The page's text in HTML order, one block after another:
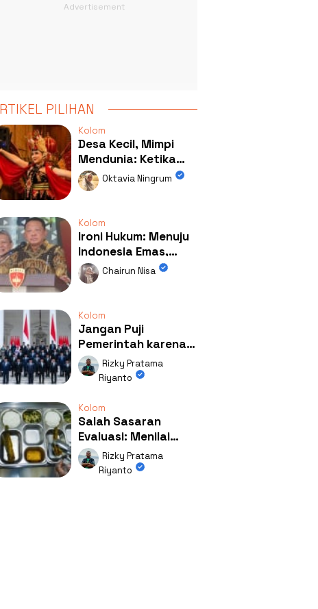
PILIHAN
Kolom
Desa Kecil, Mimpi
Mendunia: Ketika
Kolaborasi
Mengubah Wajah
Oktavia Ningrum
Kolom
Ironi Hukum: Menuju
Indonesia Emas,
Ternyata Emasnya
Ada di Rumah Febrie!
Chairun Nisa
Kolom
Jangan Puji
Pemerintah karena
Kerja: Mengapa
Publik Begitu Mudah
Rizky Pratama
Riyanto
Kolom
Salah Sasaran
Evaluasi: Menilai
Program MBG Lewat
Respons Anak Itu
Rizky Pratama
Riyanto